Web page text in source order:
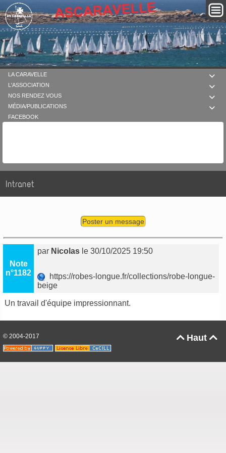

LA CARAVELLE

L'ASSOCIATION

NOS RENDEZ VOUS

MÉDIA/PUBLICATIONS
FACEBOOK
Intranet
Poster un message
Note
n°1182
par Nicolas le 30/10/2025 19:50
https://robes-longue.fr/collections/robe-longue-
beige
Un travail d'équipe impressionnant.
Haut 
© 2004-2017